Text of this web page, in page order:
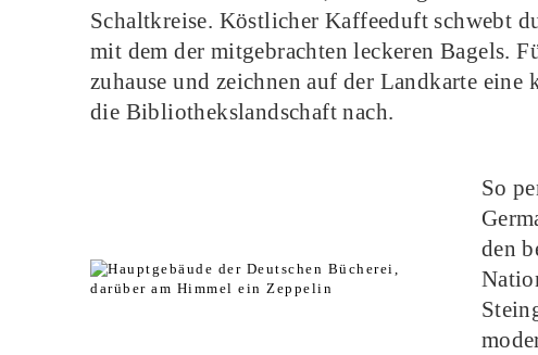
Schaltkreise. Köstlicher Kaffeeduft schwebt
mit dem der mitgebrachten leckeren Bagels.
zuhause und zeichnen auf der Landkarte
die Bibliothekslandschaft nach.
So
den